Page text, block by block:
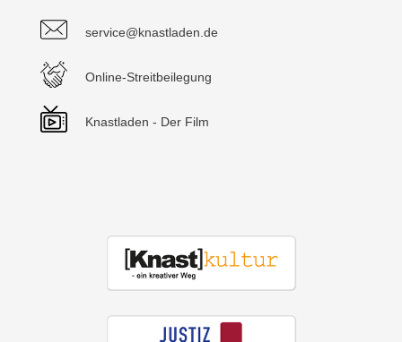
service@knastladen.de
Online-Streitbeilegung
Knastladen - Der Film